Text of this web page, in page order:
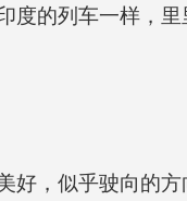
度的列车一样，
，似乎驶向的方